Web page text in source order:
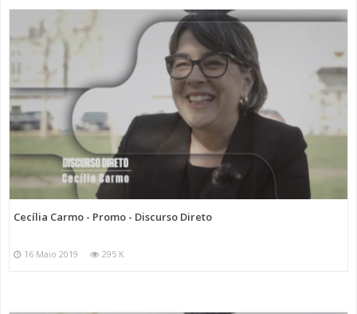
Cecília Carmo - Promo - Discurso Direto
16 Maio 2019 295 K